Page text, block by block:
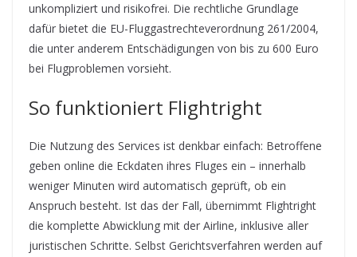
unkompliziert und risikofrei. Die rechtliche Grundlage
dafür bietet die EU-Fluggastrechteverordnung 261/2004,
die unter anderem Entschädigungen von bis zu 600 Euro
bei Flugproblemen vorsieht.
So funktioniert Flightright
Die Nutzung des Services ist denkbar einfach: Betroffene
geben online die Eckdaten ihres Fluges ein – innerhalb
weniger Minuten wird automatisch geprüft, ob ein
Anspruch besteht. Ist das der Fall, übernimmt Flightright
die komplette Abwicklung mit der Airline, inklusive aller
juristischen Schritte. Selbst Gerichtsverfahren werden auf